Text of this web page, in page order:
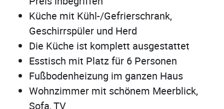
Küche mit Kühl-/Gefrierschrank,
Geschirrspüler und Herd
Die Küche ist komplett ausgestattet
Esstisch mit Platz für 6 Personen
Fußbodenheizung im ganzen Haus
Wohnzimmer mit schönem Meerblick,
Sofa, TV